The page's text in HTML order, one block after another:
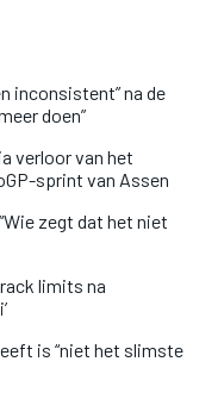
inconsistent” na de
doen”
verloor van het
sprint van Assen
zegt dat het niet
limits na
is “niet het slimste